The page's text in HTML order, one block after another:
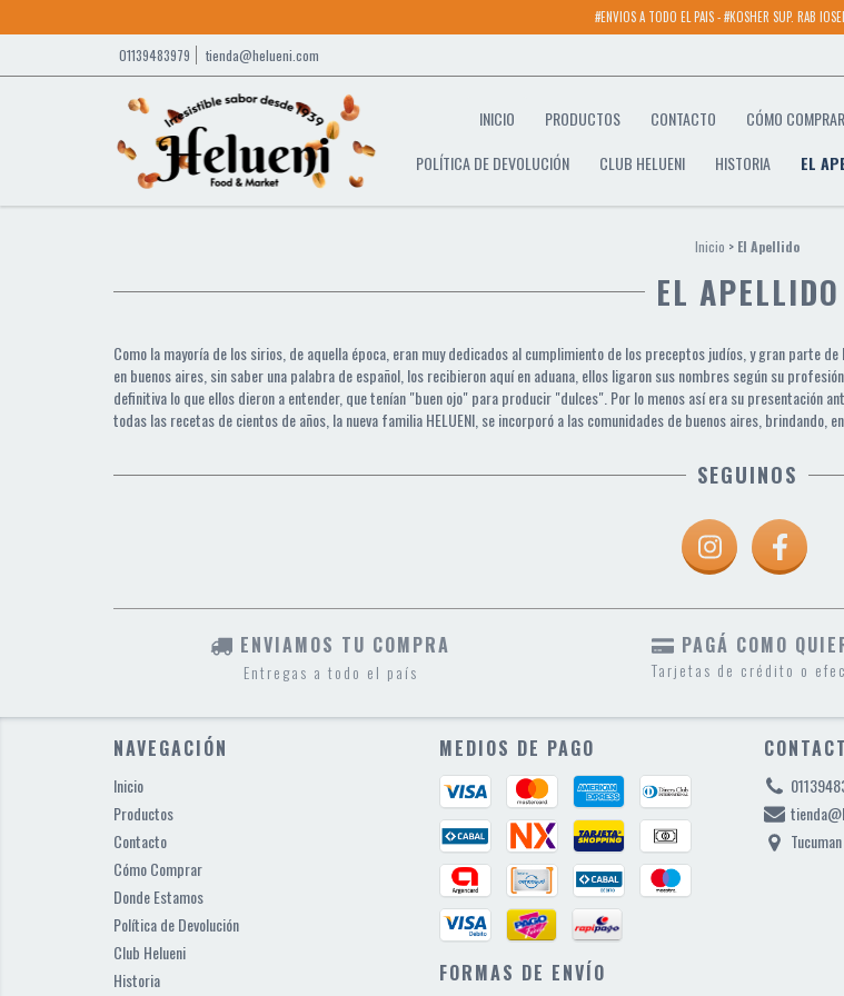
#ENVIOS A TODO EL PAIS - #KOSHER SUP. RAB
01139483979 tienda@helueni.com
INICIO PRODUCTOS CONTACTO CÓMO COMPRAR
POLÍTICA DE DEVOLUCIÓN
CLUB HELUENI HISTORIA EL
Inicio > El Apellido
EL APELLIDO
Como la mayoría de los sirios, de aquella época, eran muy dedicados al cumplimiento de los preceptos judíos, y gran parte
en buenos aires, sin saber una palabra de español, los recibieron aquí en aduana, ellos ligaron sus nombres según su
definitiva lo que ellos dieron a entender, que tenían "buen ojo" para producir "dulces". Por lo menos así era su presentación
todas las recetas de cientos de años, la nueva familia HELUENI, se incorporó a las comunidades de buenos aires,
SEGUINOS
ENVIAMOS TU COMPRA
Entregas a todo el país
PAGÁ COMO
Tarjetas de crédito o
NAVEGACIÓN
Inicio
Productos
Contacto
Cómo Comprar
Donde Estamos
Política de Devolución
Club Helueni
Historia
MEDIOS DE PAGO
FORMAS DE ENVÍO